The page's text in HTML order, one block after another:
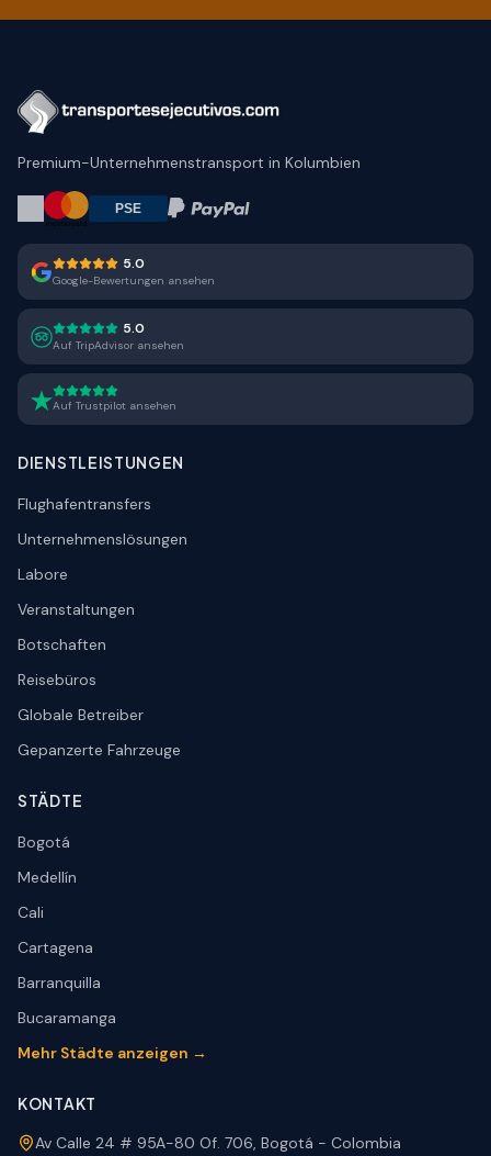
Premium-Unternehmenstransport in Kolumbien
5.0
Google-Bewertungen ansehen
5.0
Auf TripAdvisor ansehen
Auf Trustpilot ansehen
DIENSTLEISTUNGEN
Flughafentransfers
Unternehmenslösungen
Labore
Veranstaltungen
Botschaften
Reisebüros
Globale Betreiber
Gepanzerte Fahrzeuge
STÄDTE
Bogotá
Medellín
Cali
Cartagena
Barranquilla
Bucaramanga
Mehr Städte anzeigen →
KONTAKT
Av Calle 24 # 95A-80 Of. 706, Bogotá - Colombia